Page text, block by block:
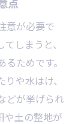
選択肢
比較
作法
為とは
本
意が必要で
しまうと、
ためです。
や水はけ、
どが挙げられ
や土の整地が